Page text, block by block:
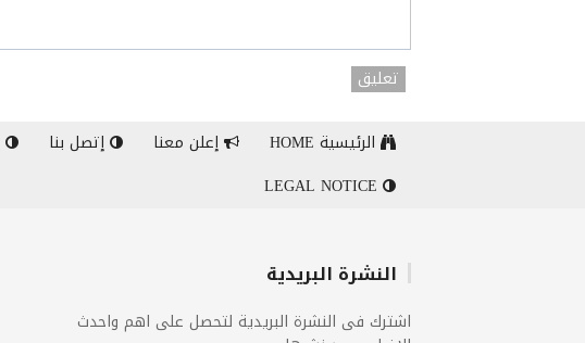
تعليق
الرئيسية HOME إعلن معنا إتصل بنا
النشرة البريدية
اشترك فى النشرة البريدية لتحصل على اهم واحدث